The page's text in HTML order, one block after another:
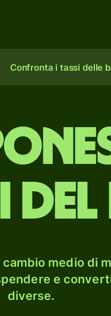
Confronta i tassi delle
medio di
e
diverse.